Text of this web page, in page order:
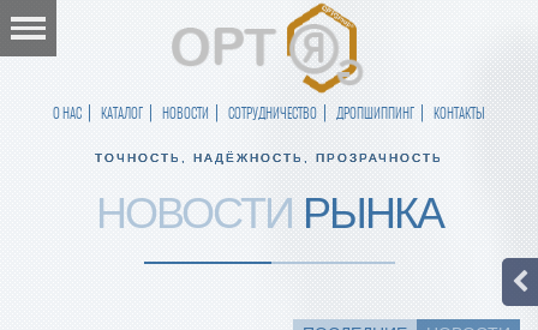
О НАС КАТАЛОГ НОВОСТИ СОТРУДНИЧЕСТВО ДРОПШИППИНГ КОНТАКТЫ
ТОЧНОСТЬ, НАДЁЖНОСТЬ, ПРОЗРАЧНОСТЬ
НОВОСТИ РЫНКА